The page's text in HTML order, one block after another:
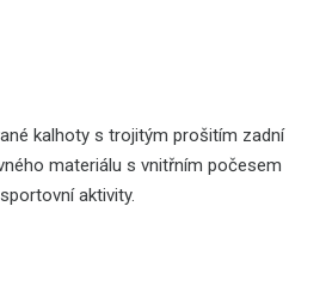
kalhoty s trojitým prošitím zadní
materiálu s vnitřním počesem
aktivity.